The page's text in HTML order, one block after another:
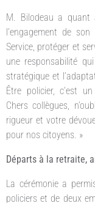
M. Bilodeau a quant
l’engagement de
Service, protéger et
une responsabilité
stratégique et
Être policier, c’est
Chers collègues,
rigueur et votre
pour nos citoyens. »
Départs à la retraite,
La cérémonie a
policiers et de deux